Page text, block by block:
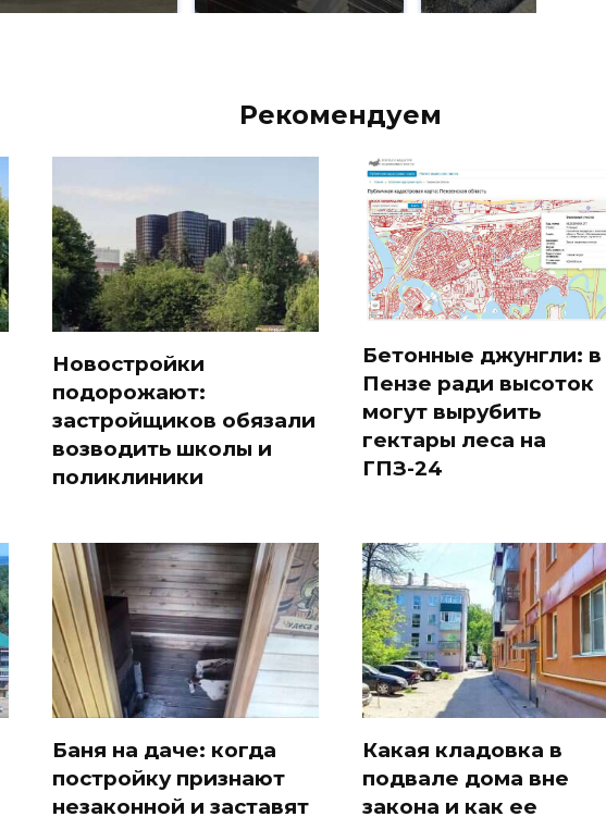
Рекомендуем
Новостройки
подорожают:
застройщиков обязали
возводить школы и
поликлиники
Бетонные джунгли: в
Пензе ради высоток
могут вырубить
гектары леса на
ГПЗ-24
Баня на даче: когда
постройку признают
незаконной и заставят
Какая кладовка в
подвале дома вне
закона и как ее